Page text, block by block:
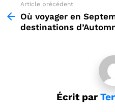
more
Article précédent
Où voyager en
destinations
Écrit par